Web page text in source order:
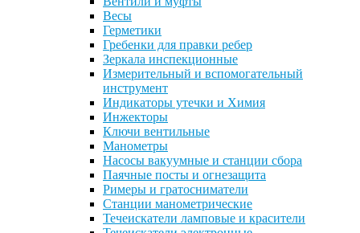
Весы
Герметики
Гребенки для правки ребер
Зеркала инспекционные
Измерительный и вспомогательный
инструмент
Индикаторы утечки и Химия
Инжекторы
Ключи вентильные
Манометры
Насосы вакуумные и станции сбора
Паячные посты и огнезащита
Римеры и гратосниматели
Станции манометрические
Течеискатели ламповые и красители